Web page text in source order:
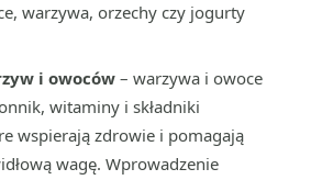
warzywa, orzechy czy jogurty
i owoców– warzywa i owoce
witaminy i składniki
wspierają zdrowie i pomagają
wagę. Wprowadzenie